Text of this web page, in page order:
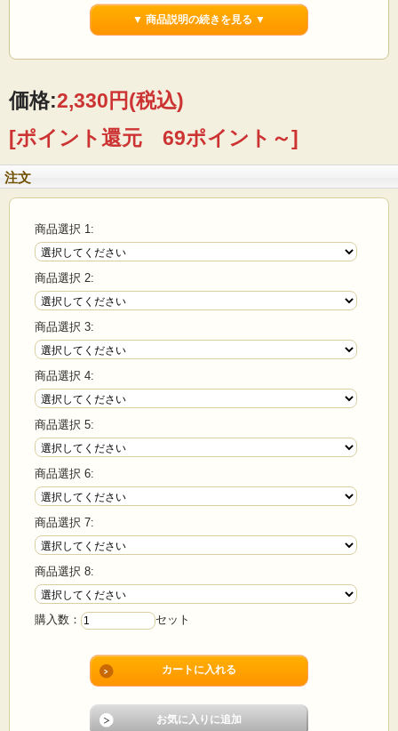
というお客様にぴったりですね！
おすすめを堪能をするもよし、
選択方法はお客様次第！
この機会にぜひお試しください！
自分で選ぶ！お好みセット
【セット内容】
＊下記商品一覧からお好みで8個
【ご注文方法】
1.お好みセットをお選びいただき、カートに入れて購入手続きを完了してくださ
ご確認ください。
＊通の納豆 中粒ミニ3
＊だしたっぷり納豆ひきわりミニ3
＊だしたっぷり納豆極小粒ミニ3
＊おはようひきわりミニ3
＊おはよう極小粒ミニ3
＊超・細か～い きざみ納豆ミニ3
▼ 商品説明の続きを見る ▼
価格:2,330円(税込)
[ポイント還元 69ポイント～]
注文
商品選択 1:
商品選択 2:
商品選択 3:
商品選択 4:
商品選択 5:
商品選択 6:
商品選択 7:
商品選択 8:
購入数： セット